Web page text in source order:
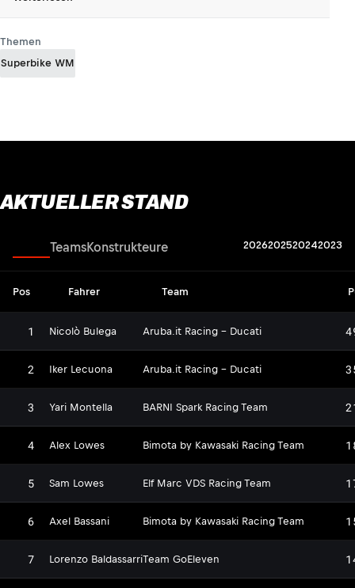
Themen
Superbike WM
AKTUELLER STAND
TeamsKonstrukteure 2026202520242023
Pos Fahrer Team
1 Nicolò Bulega Aruba.it Racing - Ducati
2 Iker Lecuona Aruba.it Racing - Ducati
3 Yari Montella BARNI Spark Racing Team
4 Alex Lowes Bimota by Kawasaki Racing Team
5 Sam Lowes Elf Marc VDS Racing Team
6 Axel Bassani Bimota by Kawasaki Racing Team
7 Lorenzo BaldassarriTeam GoEleven